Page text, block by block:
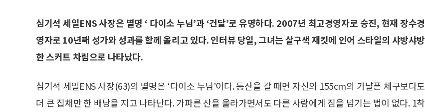
심기석 세일ENS 사장은 별명 ‘ 다이소 누님’과 ‘건달’로 유명하다. 2007년 최고경영자로 승진, 현재 장수경
영자로 10년째 성가와 성과를 함께 올리고 있다. 인터뷰 당일, 그녀는 살구색 재킷에 인어 스타일의 샤방샤방
한 스커트 차림으로 나타났다.
심기석 세일ENS 사장(63)의 별명은 ‘다이소 누님’이다. 등산을 갈 때면 자신의 155cm의 가냘픈 체구보다도
더 큰 집채만 한 배낭을 지고 나타난다. 가파른 산을 올라가면서도 다른 사람에게 짐을 넘기는 법이 없다. 1착